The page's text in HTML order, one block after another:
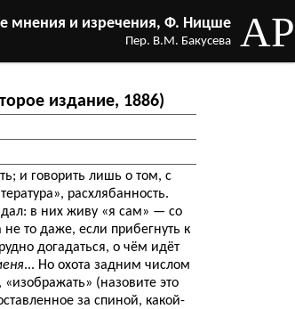
мнения и изречения, Ф. Ницше
Пер. В.М. Бакусева AP
издание, 1886)
и говорить лишь о том, с
расхлябанность.
в них живу «я сам» — со
не то даже, если прибегнуть к
догадаться, о чём идёт
... Но охота задним числом
(назовите это
за спиной, какой-